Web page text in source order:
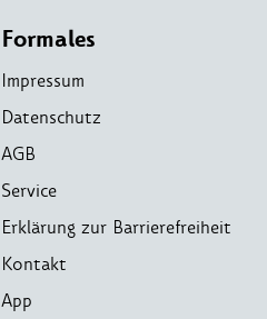
Formales
Impressum
Datenschutz
AGB
Service
Erklärung zur Barrierefreiheit
Kontakt
App